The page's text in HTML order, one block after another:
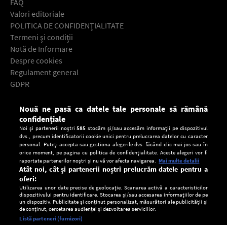
FAQ
Valori editoriale
POLITICA DE CONFIDENŢIALITATE
Termeni şi condiţii
Notă de Informare
Despre cookies
Regulament general
GDPR
Descarcă gratuit aplicaţia Europa FM pentru smartphone:
Setări:
Nouă ne pasă ca datele tale personale să rămână
confidențiale
Noi și partenerii noștri585 stocăm și/sau accesăm informații pe dispozitivul
dvs., precum identificatorii cookie unici pentru prelucrarea datelor cu caracter
personal. Puteți accepta sau gestiona alegerile dvs. făcând clic mai jos sau în
orice moment, pe pagina cu politica de confidențialitate. Aceste alegeri vor fi
raportate partenerilor noștri și nu vă vor afecta navigarea. Mai multe detalii
Atât noi, cât și partenerii noștri prelucrăm datele pentru a
oferi:
Utilizarea unor date precise de geolocație. Scanarea activă a caracteristicilor
dispozitivului pentru identificare. Stocarea și/sau accesarea informațiilor de pe
un dispozitiv. Publicitate și conținut personalizat, măsurători ale publicității și
de conținut, cercetarea audienței și dezvoltarea serviciilor.
Listă parteneri (furnizori)